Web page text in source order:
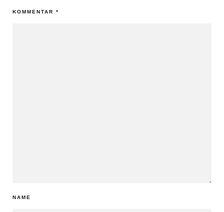
KOMMENTAR *
NAME